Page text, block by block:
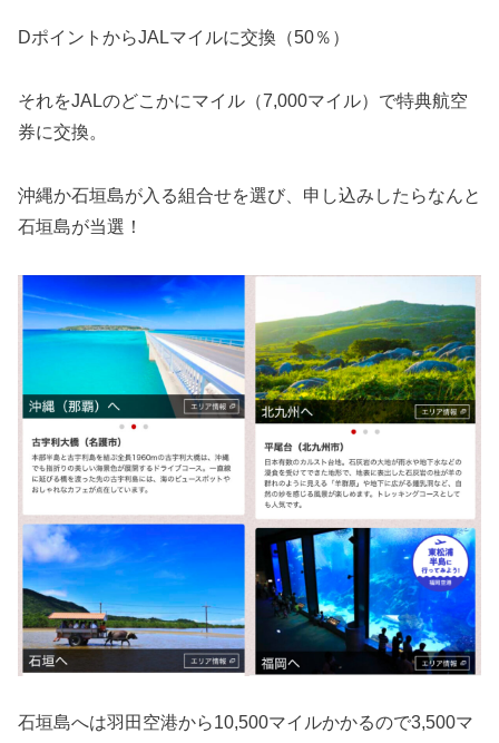
DポイントからJALマイルに交換（50％）
それをJALのどこかにマイル（7,000マイル）で特典航空
券に交換。
沖縄か石垣島が入る組合せを選び、申し込みしたらなんと
石垣島が当選！
石垣島へは羽田空港から10,500マイルかかるので3,500マ